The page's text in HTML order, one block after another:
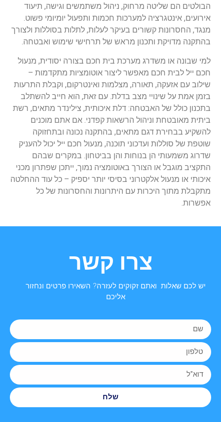
הבולטים הם שליטה מרחוק, ניהול משתמשים וגישה, תיעוד
אירועים, אינטגרציה למערכות חכמות ותפעול יומיומי פשוט.
מנגד, החסרונות קשורים בעיקר לעלות, לתלות בסוללות ולצורך
בהתקנה מדויקת ותכנון מראש של תרחישי שימוש ואבטחה.
למי שבונה או משדרג מערכת בית חכם בצורה יסודית, מנעול
חכם ייל לבית חכם מאפשר ליצור אוטומציות מתקדמות –
שילוב עם אזעקה, תאורה, מצלמות ואינטרקום, וקבלת התרעות
בזמן אמת על שינויי מצב בדלת. עם זאת, הוא חייב להשתלב
בתכנון כולל של האבטחה: דלת איכותית, צילינדר מתאים, רשת
ביתית מאובטחת וניהול הרשאות קפדני. אם אתם מוכנים
להשקיע בבחירת דגם מתאים, בהתקנה נכונה ובתחזוקה
שוטפת של סוללות ועדכוני תוכנה, מנעול חכם ייל יכול להעניק
שדרוג משמעותי הן בנוחות והן בביטחון. במקרים שבהם
התקציב מוגבל או הצורך באוטומציה נמוך, ייתכן שפתרון מכני
איכותי או מנעול אלקטרוני בסיסי יותר יספיק – כל עוד ההחלטה
מתקבלת מתוך היכרות עם היתרונות והחסרונות של כל
אפשרות.
צרו קשר
יש לכם שאלות ואתם זקוקים לעזרה? השאירו פרטים ונחזור
אליכם
שלח